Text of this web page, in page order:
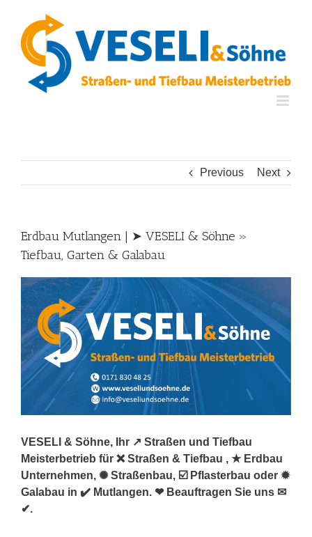
content
Previous Next
Erdbau Mutlangen | ➤ VESELI & Söhne »
Tiefbau, Garten & Galabau
VESELI & Söhne, Ihr ↗️ Straßen und Tiefbau
Meisterbetrieb für ❌ Straßen & Tiefbau , ★ Erdbau
Unternehmen, ✺ Straßenbau, ☑️ Pflasterbau oder ✹
Galabau in ✔️ Mutlangen. ❤ Beauftragen Sie uns ✉
✔.